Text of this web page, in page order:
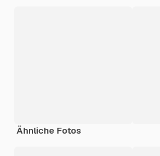
Ähnliche Fotos